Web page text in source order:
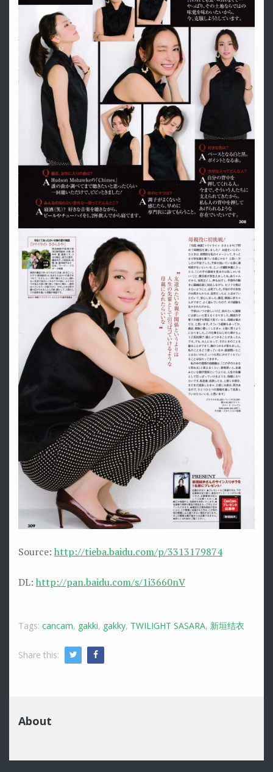
Source: http://tieba.baidu.com/p/3313179874
DL: http://pan.baidu.com/s/1i3660nV
Tags: cancam, gakki, gakky, TWILIGHT SASARA, 新垣结衣
Share this: Twitter
About